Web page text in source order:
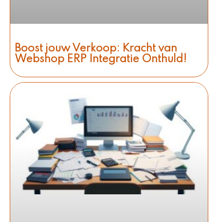
Boost jouw Verkoop: Kracht van
Webshop ERP Integratie Onthuld!